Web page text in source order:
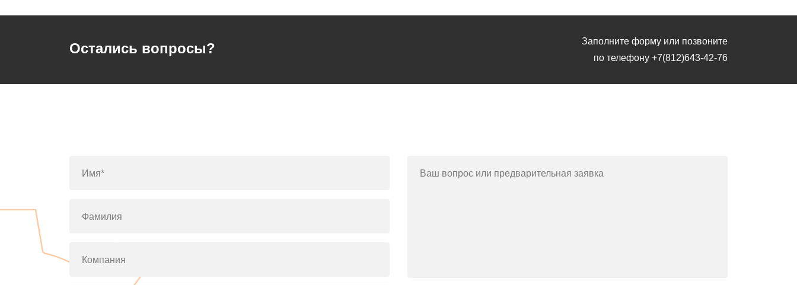
Остались вопросы?
Заполните форму или позвоните
по телефону +7(812)643-42-76
Имя*
Фамилия
Компания
Ваш вопрос или предварительная заявка